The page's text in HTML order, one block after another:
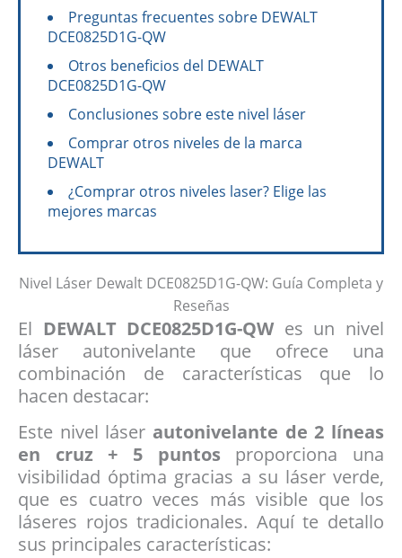
Preguntas frecuentes sobre DEWALT
DCE0825D1G-QW
Otros beneficios del DEWALT
DCE0825D1G-QW
Conclusiones sobre este nivel láser
Comprar otros niveles de la marca
DEWALT
¿Comprar otros niveles laser? Elige las
mejores marcas
Nivel Láser Dewalt DCE0825D1G-QW: Guía Completa y
Reseñas
El DEWALT DCE0825D1G-QWes un nivel
láser autonivelante que ofrece una
combinación de características que lo
hacen destacar:
Este nivel láser autonivelante de 2 líneas
en cruz + 5 puntos proporciona una
visibilidad óptima gracias a su láser verde,
que es cuatro veces más visible que los
láseres rojos tradicionales. Aquí te detallo
sus principales características: